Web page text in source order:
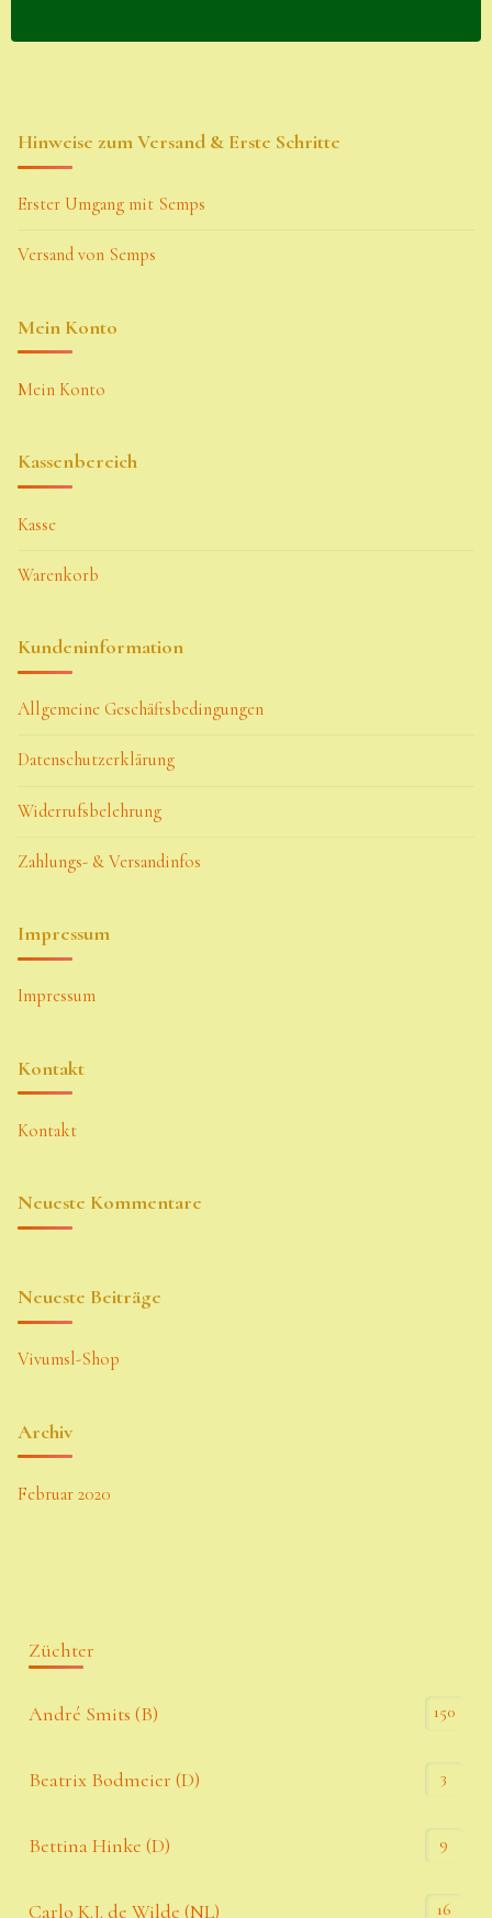
Hinweise zum Versand & Erste Schritte
Erster Umgang mit Semps
Versand von Semps
Mein Konto
Mein Konto
Kassenbereich
Kasse
Warenkorb
Kundeninformation
Allgemeine Geschäftsbedingungen
Datenschutzerklärung
Widerrufsbelehrung
Zahlungs- & Versandinfos
Impressum
Impressum
Kontakt
Kontakt
Neueste Kommentare
Neueste Beiträge
Vivumsl-Shop
Archiv
Februar 2020
Züchter
André Smits (B) 150
Beatrix Bodmeier (D) 3
Bettina Hinke (D) 9
Carlo K.J. de Wilde (NL) 16